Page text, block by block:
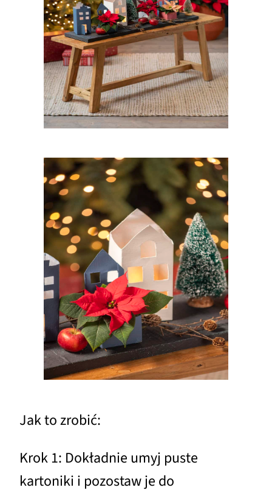
Jak to zrobić:
Krok 1: Dokładnie umyj puste
kartoniki i pozostaw je do